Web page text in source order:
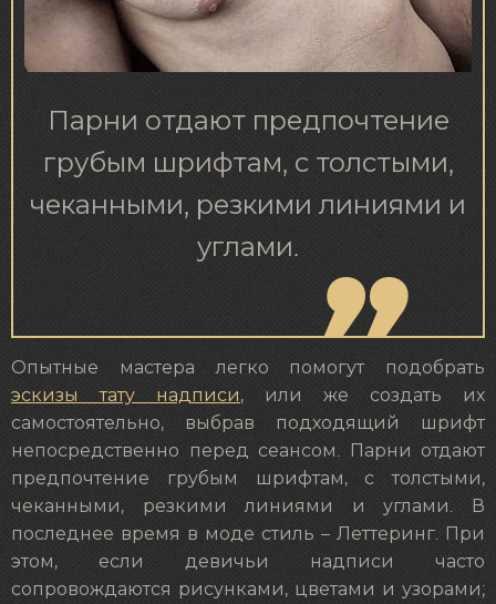
Парни отдают предпочтение
грубым шрифтам, с толстыми,
чеканными, резкими линиями и
углами.
Опытные мастера легко помогут подобрать
эскизы тату надписи, или же создать их
самостоятельно, выбрав подходящий шрифт
непосредственно перед сеансом. Парни отдают
предпочтение грубым шрифтам, с толстыми,
чеканными, резкими линиями и углами. В
последнее время в моде стиль – Леттеринг. При
этом, если девичьи надписи часто
сопровождаются рисунками, цветами и узорами;